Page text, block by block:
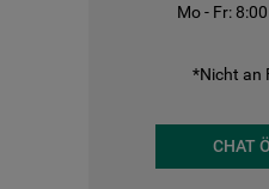
Mo - Fr:
*Nicht an
CHAT